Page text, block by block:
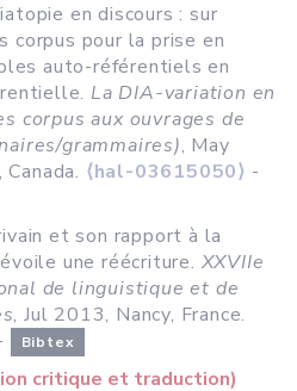
en discours : sur
corpus pour la prise en
auto-référentiels en
La DIA-variation en
corpus aux ouvrages de
grammaires), May
⟨hal-03615050⟩ -
et son rapport à la
une réécriture. XXVIIe
de linguistique et de
, Jul 2013, Nancy, France.
Bibtex
critique et traduction)